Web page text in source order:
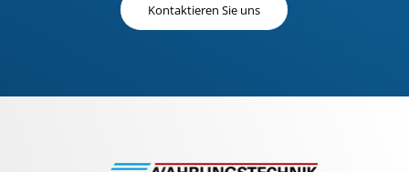
Kontaktieren Sie uns